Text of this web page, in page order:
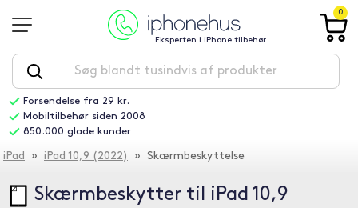
Eksperten i iPhone tilbehør
0
Forsendelse fra 29 kr.
Mobiltilbehør siden 2008
850.000 glade kunder
iPad » iPad 10,9 (2022) » Skærmbeskyttelse
Skærmbeskytter til iPad 10,9